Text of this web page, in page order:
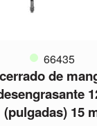
66435
de
(pulgadas) 15